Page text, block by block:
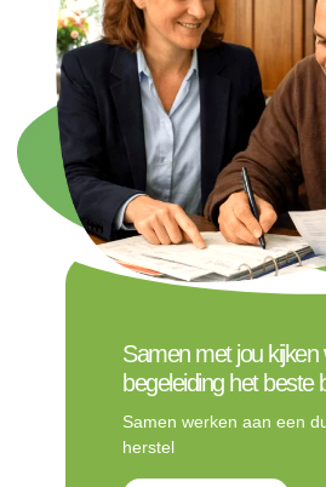
Samen met jou kijken
begeleiding het beste
Samen werken aan een
herstel